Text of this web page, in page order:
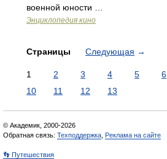
военной юности …
Энциклопедия кино
Страницы Следующая →
1 2 3 4 5 6
10
11 12 13
© Академик, 2000-2026
Обратная связь: Техподдержка Реклама на сайте
👣 Путешествия